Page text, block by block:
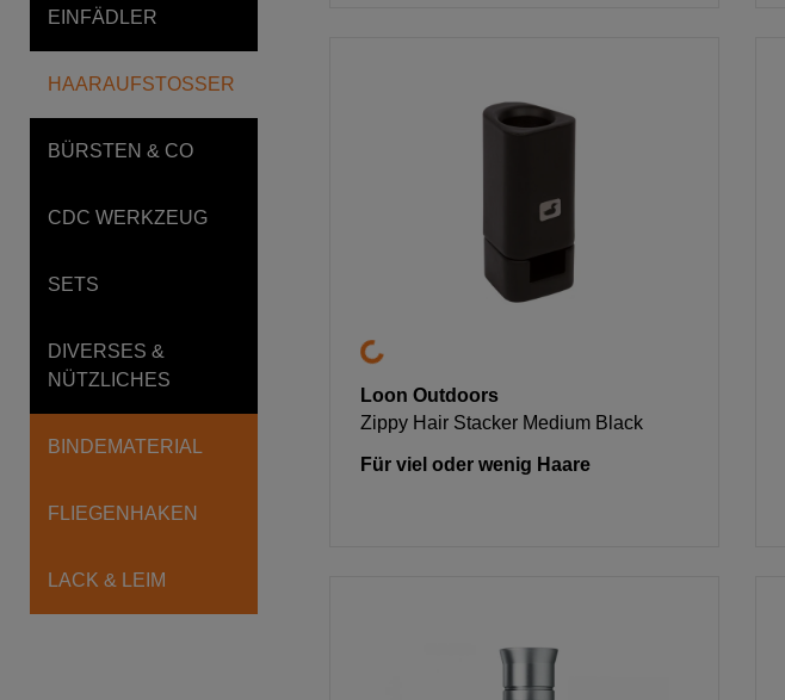
EINFÄDLER
HAARAUFSTOSSER
BÜRSTEN & CO
CDC WERKZEUG
SETS
DIVERSES &
NÜTZLICHES
BINDEMATERIAL
FLIEGENHAKEN
LACK & LEIM
Loon Outdoors
Zippy Hair Stacker Medium Black
Für viel oder wenig Haare